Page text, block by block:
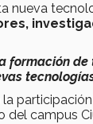
nueva
formación de
del campus